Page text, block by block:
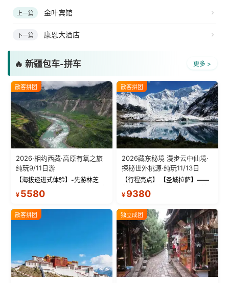
上一篇 金叶宾馆
下一篇 康恩大酒店
🔥 新疆包车-拼车 更多 >
散客拼团
2026·相约西藏·高原有氧之旅
纯玩9/11日游
【海拔递进式体验】-先游林芝
(2900米)再访拉萨(3650米)，亲
测 99%游客零高反 。 【贴心保
反根本不是事儿 ！ 【无人机航
拍】-雪山/圣湖/...
¥ 5580
散客拼团
2026藏东秘境 漫步云中仙境·
探秘世外桃源·纯玩11/13日
【行程亮点】 【圣城拉萨】——
带上信心与信仰去西藏，行吟拉
萨，感受这座城与生俱来的与众
城堡寺院于一体的宏伟建筑，是
西藏最完整的古代...
¥ 9380
散客拼团 独立成团